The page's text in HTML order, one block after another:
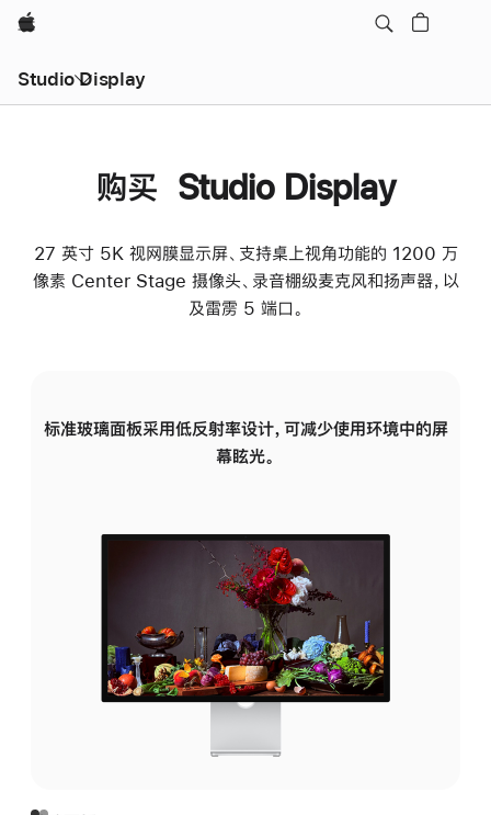
Apple
Studio Display
购买 Studio Display
27 英寸 5K 视网膜显示屏、支持桌上视角功能的 1200 万
像素 Center Stage 摄像头、录音棚级麦克风和扬声器，以
及雷雳 5 端口。
标准玻璃面板采用低反射率设计，可减少使用环境中的屏
幕眩光。